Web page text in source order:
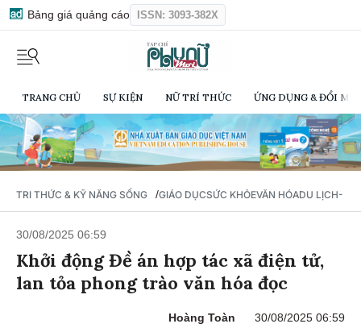
Bảng giá quảng cáo ISSN: 3093-382X
TRANG CHỦ SỰ KIỆN NỮ TRÍ THỨC ỨNG DỤNG & ĐỔI
TRI THỨC & KỸ NĂNG SỐNG /GIÁO DỤCSỨC KHỎEVĂN HÓADU LỊCH-
30/08/2025 06:59
Khởi động Đề án hợp tác xã điện tử,
lan tỏa phong trào văn hóa đọc
Hoàng Toàn 30/08/2025 06:59